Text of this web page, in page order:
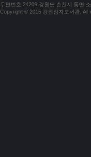
우편번호 24209 강원도 춘천시 동면
Copyright © 2015 강원점자도서관. All